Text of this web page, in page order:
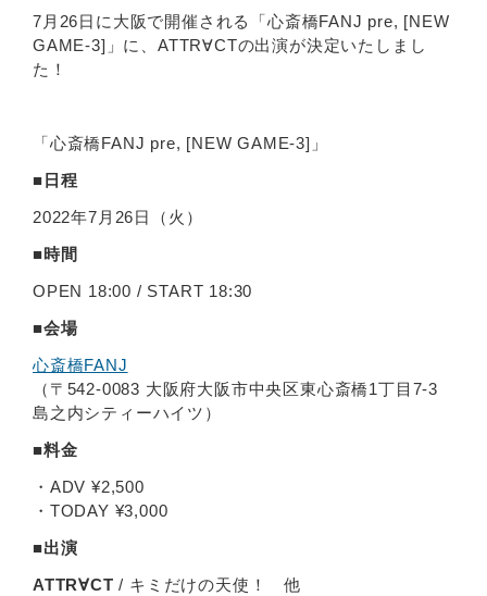
7月26日に大阪で開催される「心斎橋FANJ pre, [NEW
GAME-3]」に、ATTR∀CTの出演が決定いたしまし
た！
「心斎橋FANJ pre, [NEW GAME-3]」
■日程
2022年7月26日（火）
■時間
OPEN 18:00 / START 18:30
■会場
心斎橋FANJ
（〒542-0083 大阪府大阪市中央区東心斎橋1丁目7-3
島之内シティーハイツ）
■料金
・ADV ¥2,500
・TODAY ¥3,000
■出演
ATTR∀CT / キミだけの天使！ 他